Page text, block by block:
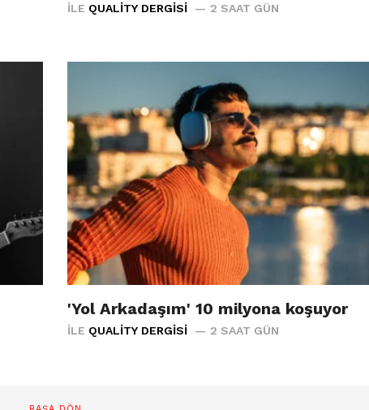
İLE QUALITY DERGISI 2 SAAT GÜN
'Yol Arkadaşım' 10 milyona koşuyor
İLE QUALITY DERGISI 2 SAAT GÜN